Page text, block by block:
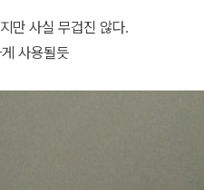
만 사실 무겁진 않다.
사용될듯